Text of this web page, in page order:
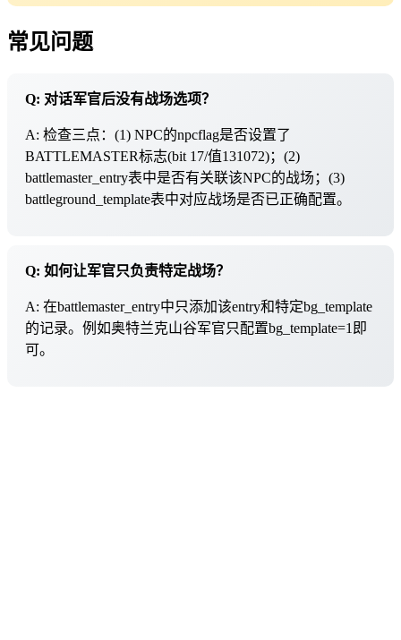
常见问题
Q: 对话军官后没有战场选项？
A: 检查三点：(1) NPC的npcflag是否设置了
BATTLEMASTER标志(bit 17/值131072)；(2)
battlemaster_entry表中是否有关联该NPC的战场；(3)
battleground_template表中对应战场是否已正确配置。
Q: 如何让军官只负责特定战场？
A: 在battlemaster_entry中只添加该entry和特定bg_template
的记录。例如奥特兰克山谷军官只配置bg_template=1即
可。